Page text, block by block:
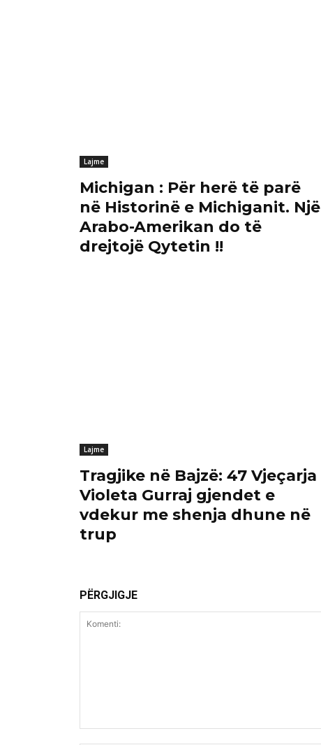
Lajme
Michigan : Për herë të parë
në Historinë e Michiganit. Një
Arabo-Amerikan do të
drejtojë Qytetin !!
Lajme
Tragjike në Bajzë: 47 Vjeçarja
Violeta Gurraj gjendet e
vdekur me shenja dhune në
trup
PËRGJIGJE